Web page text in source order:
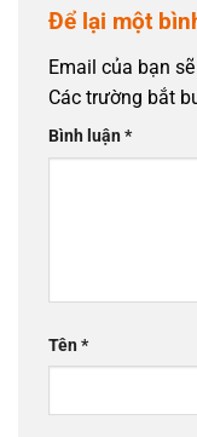
Để lại một
Email của bạn
Các trường bắt
Bình luận*
Tên*